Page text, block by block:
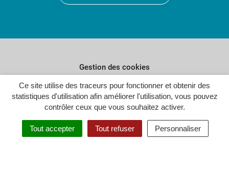
Ce site utilise des traceurs pour fonctionner et obtenir des
statistiques d'utilisation afin améliorer l'utilisation, vous pouvez
contrôler ceux que vous souhaitez activer.
Tout accepter Tout refuser Personnaliser
Gestion des cookies
Plan du site
Politique de confidentialité
Crédits